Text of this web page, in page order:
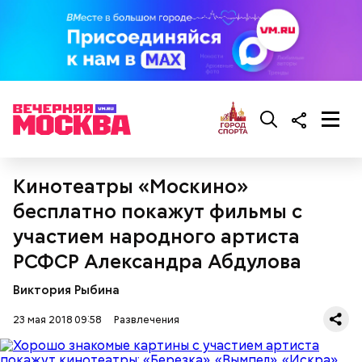
Кинотеатры «Москино»
бесплатно покажут фильмы с
участием народного артиста
РСФСР Александра Абдулова
Виктория Рыбина
23 мая 2018 09:58 Развлечения
Джима Моррисонаи одна из самых насыщенных
Крис Шихерлис, «Схватка» (Heat, 1995)
Фото: «Схватка» (Heat, 1995)
рок-н-ролла фильме «Настоящая любовь» (1993).
Feels Just Like It Should (из альбома "Dynamite",
2005)